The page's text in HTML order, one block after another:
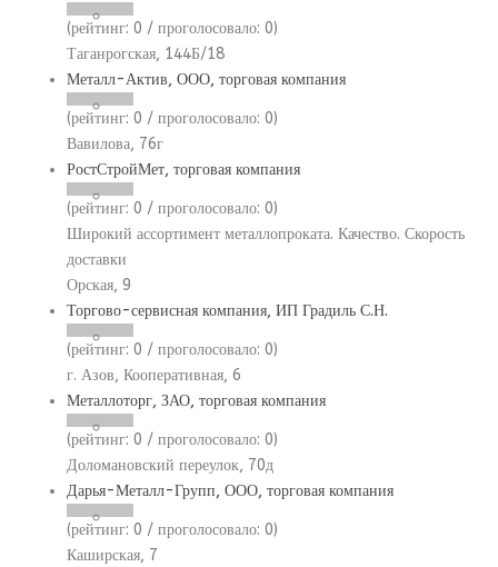
(рейтинг: 0 / проголосовало: 0)
Таганрогская, 144Б/18
Металл-Актив, ООО, торговая компания
(рейтинг: 0 / проголосовало: 0)
Вавилова, 76г
РостСтройМет, торговая компания
(рейтинг: 0 / проголосовало: 0)
Широкий ассортимент металлопроката. Качество. Скорость
доставки
Орская, 9
Торгово-сервисная компания, ИП Градиль С.Н.
(рейтинг: 0 / проголосовало: 0)
г. Азов, Кооперативная, 6
Металлоторг, ЗАО, торговая компания
(рейтинг: 0 / проголосовало: 0)
Доломановский переулок, 70д
Дарья-Металл-Групп, ООО, торговая компания
(рейтинг: 0 / проголосовало: 0)
Каширская, 7